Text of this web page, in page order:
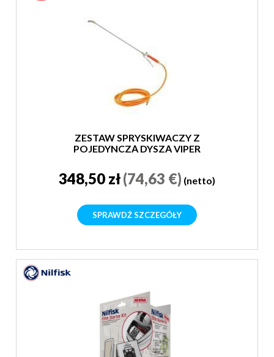
ZESTAW SPRYSKIWACZY Z
POJEDYNCZĄ DYSZĄ VIPER
348,50 zł(74,63 €) (netto)
SPRAWDŹ SZCZEGÓŁY